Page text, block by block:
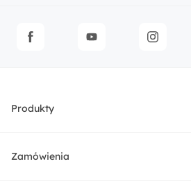
Produkty
Meble
Zamówienia